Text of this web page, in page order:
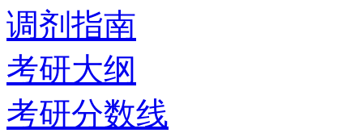
调剂指南
考研大纲
考研分数线